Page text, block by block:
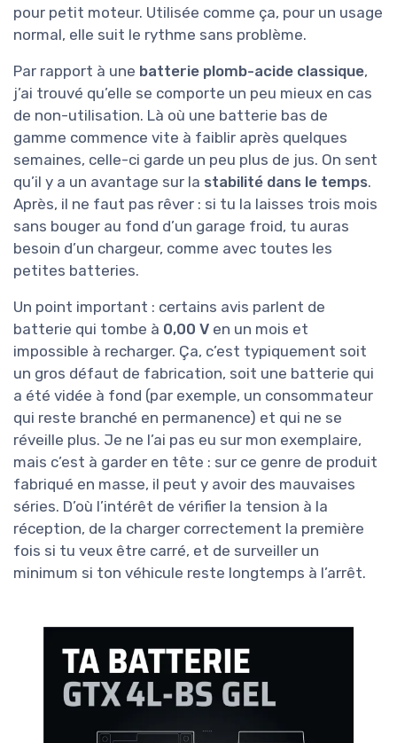
pour petit moteur. Utilisée comme ça, pour un usage
normal, elle suit le rythme sans problème.
Par rapport à une batterie plomb-acide classique,
j’ai trouvé qu’elle se comporte un peu mieux en cas
de non-utilisation. Là où une batterie bas de
gamme commence vite à faiblir après quelques
semaines, celle-ci garde un peu plus de jus. On sent
qu’il y a un avantage sur la stabilité dans le temps.
Après, il ne faut pas rêver : si tu la laisses trois mois
sans bouger au fond d’un garage froid, tu auras
besoin d’un chargeur, comme avec toutes les
petites batteries.
Un point important : certains avis parlent de
batterie qui tombe à 0,00 V en un mois et
impossible à recharger. Ça, c’est typiquement soit
un gros défaut de fabrication, soit une batterie qui
a été vidée à fond (par exemple, un consommateur
qui reste branché en permanence) et qui ne se
réveille plus. Je ne l’ai pas eu sur mon exemplaire,
mais c’est à garder en tête : sur ce genre de produit
fabriqué en masse, il peut y avoir des mauvaises
séries. D’où l’intérêt de vérifier la tension à la
réception, de la charger correctement la première
fois si tu veux être carré, et de surveiller un
minimum si ton véhicule reste longtemps à l’arrêt.